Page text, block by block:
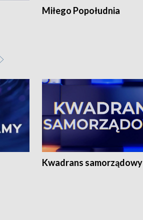
Miłego Popołudnia
Kwadrans samorządowy